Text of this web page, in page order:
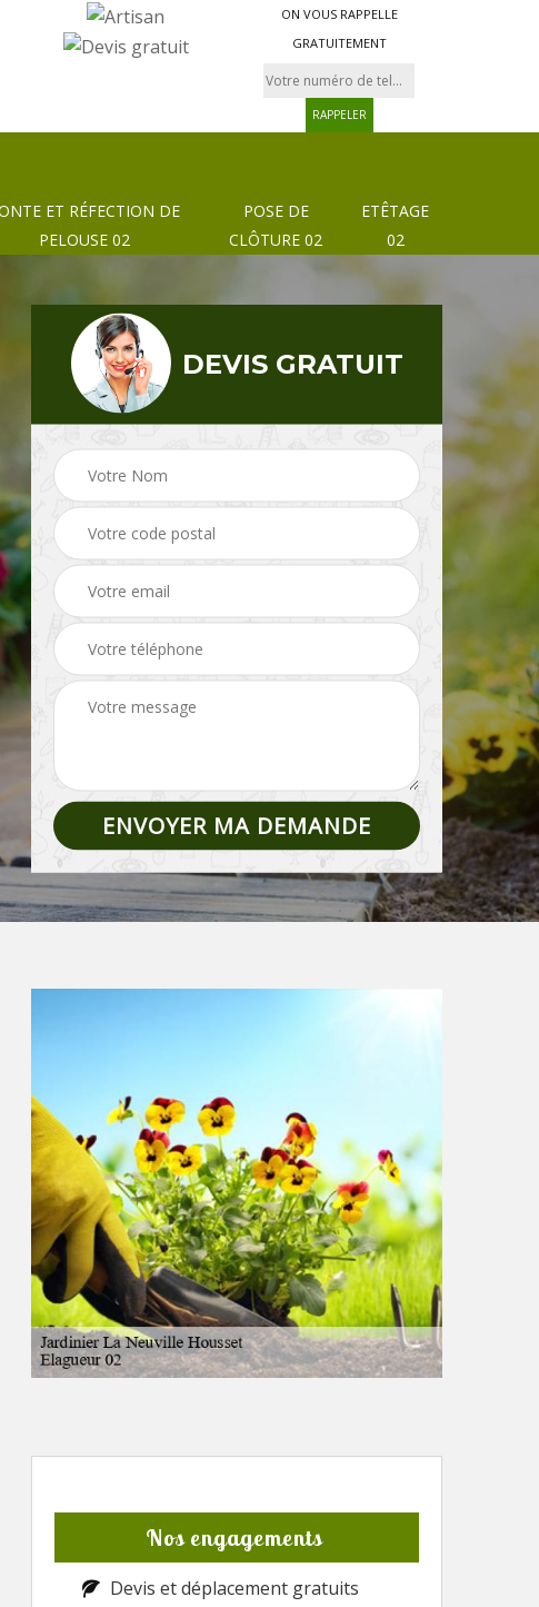
ON VOUS RAPPELLE
GRATUITEMENT
ET RÉFECTION DE
PELOUSE 02
POSE DE
CLÔTURE 02
ETÊTAGE
02
02 Pose de clôture et Etêtage 02
DEVIS GRATUIT
Nos engagements
Devis et déplacement gratuits